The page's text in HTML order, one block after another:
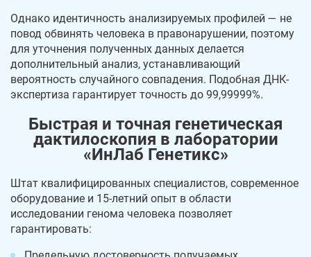
Однако идентичность анализируемых профилей — не
повод обвинять человека в правонарушении, поэтому
для уточнения полученных данных делается
дополнительный анализ, устанавливающий
вероятность случайного совпадения. Подобная ДНК-
экспертиза гарантирует точность до 99,99999%.
Быстрая и точная генетическая
дактилоскопия в лаборатории
«ИнЛаб Генетикс»
Штат квалифицированных специалистов, современное
оборудование и 15-летний опыт в области
исследовании генома человека позволяет
гарантировать: